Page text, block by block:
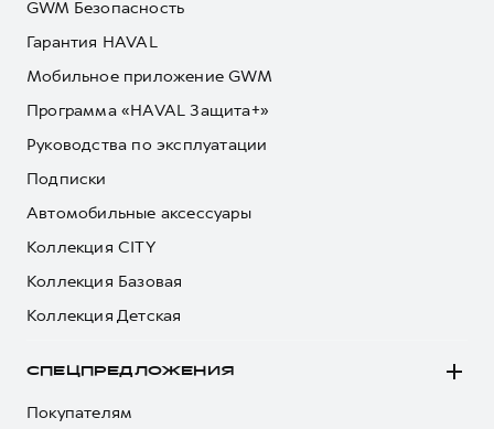
GWM Безопасность
Гарантия HAVAL
Мобильное приложение GWM
Программа «HAVAL Защита+»
Руководства по эксплуатации
Подписки
Автомобильные аксессуары
Коллекция CITY
Коллекция Базовая
Коллекция Детская
СПЕЦПРЕДЛОЖЕНИЯ
Покупателям